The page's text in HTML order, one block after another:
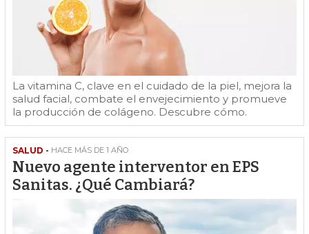
La vitamina C, clave en el cuidado de la piel, mejora la
salud facial, combate el envejecimiento y promueve
la producción de colágeno. Descubre cómo.
SALUD - HACE MÁS DE 1 AÑO
Nuevo agente interventor en EPS
Sanitas. ¿Qué Cambiará?